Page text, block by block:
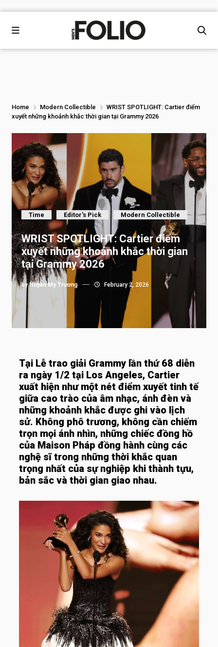
Home Modern Collectible
WRIST SPOTLIGHT: Cartier điểm
xuyết những khoảnh khắc thời gian tại Grammy 2026
Time Editor's Pick Modern Collectible
WRIST SPOTLIGHT: Cartier điểm
xuyết những khoảnh khắc thời gian
tại Grammy 2026
byHuyền My Trương February 2, 2026
Tại Lễ trao giải Grammy lần thứ 68 diễn
ra ngày 1/2 tại Los Angeles, Cartier
xuất hiện như một nét điểm xuyết tinh tế
giữa cao trào của âm nhạc, ánh đèn và
những khoảnh khắc được ghi vào lịch
sử. Không phô trương, không cần chiếm
trọn mọi ánh nhìn, những chiếc đồng hồ
của Maison Pháp đồng hành cùng các
nghệ sĩ trong những thời khắc quan
trọng nhất của sự nghiệp khi thành tựu,
bản sắc và thời gian giao nhau.